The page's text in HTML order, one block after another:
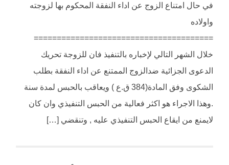
في حال امتناع الزوج عن اداء النفقة المحكوم بها لزوجته
واولاده
=======================================
خلال الشهر التالي لإخباره بالتنفيذ فان للزوجة تحريك
الدعوى الجزائية ضدالزوج الممتنع عن اداء النفقة بطلب
الشكوى وفق المادة(384 ق.ع ) ويعاقب بالحبس لمدة سنة
.وهذا الاجراء هو اكثر فعالية من الحبس التنفيذي وان كان
لايمنع من ايقاع الحبس التنفيذي عليه , وتنقضي […]